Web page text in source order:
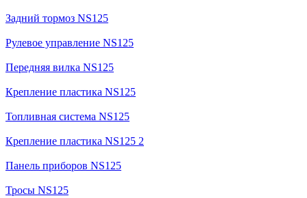
Задний тормоз NS125
Рулевое управление NS125
Передняя вилка NS125
Крепление пластика NS125
Топливная система NS125
Крепление пластика NS125 2
Панель приборов NS125
Тросы NS125